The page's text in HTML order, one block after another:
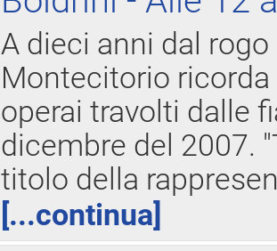
A dieci anni dal
Montecitorio
operai travolti dalle
dicembre del 2007.
titolo della
[...continua]